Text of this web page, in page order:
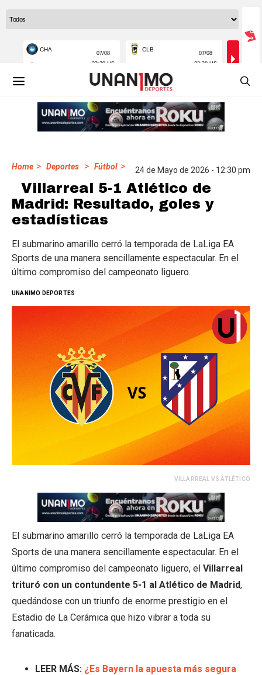
Home > Deportes > Fútbol > 24 de Mayo de 2026 - 12:30 pm
Villarreal 5-1 Atlético de
Madrid: Resultado, goles y
estadísticas
El submarino amarillo cerró la temporada de LaLiga EA
Sports de una manera sencillamente espectacular. En el
último compromiso del campeonato liguero.
UNANIMO DEPORTES
VILLARREAL VS ATLÉTICO
El submarino amarillo cerró la temporada de LaLiga EA
Sports de una manera sencillamente espectacular. En el
último compromiso del campeonato liguero, el Villarreal
trituró con un contundente 5-1 al Atlético de Madrid,
quedándose con un triunfo de enorme prestigio en el
Estadio de La Cerámica que hizo vibrar a toda su
fanaticada.
LEER MÁS: ¿Es Bayern la apuesta más segura